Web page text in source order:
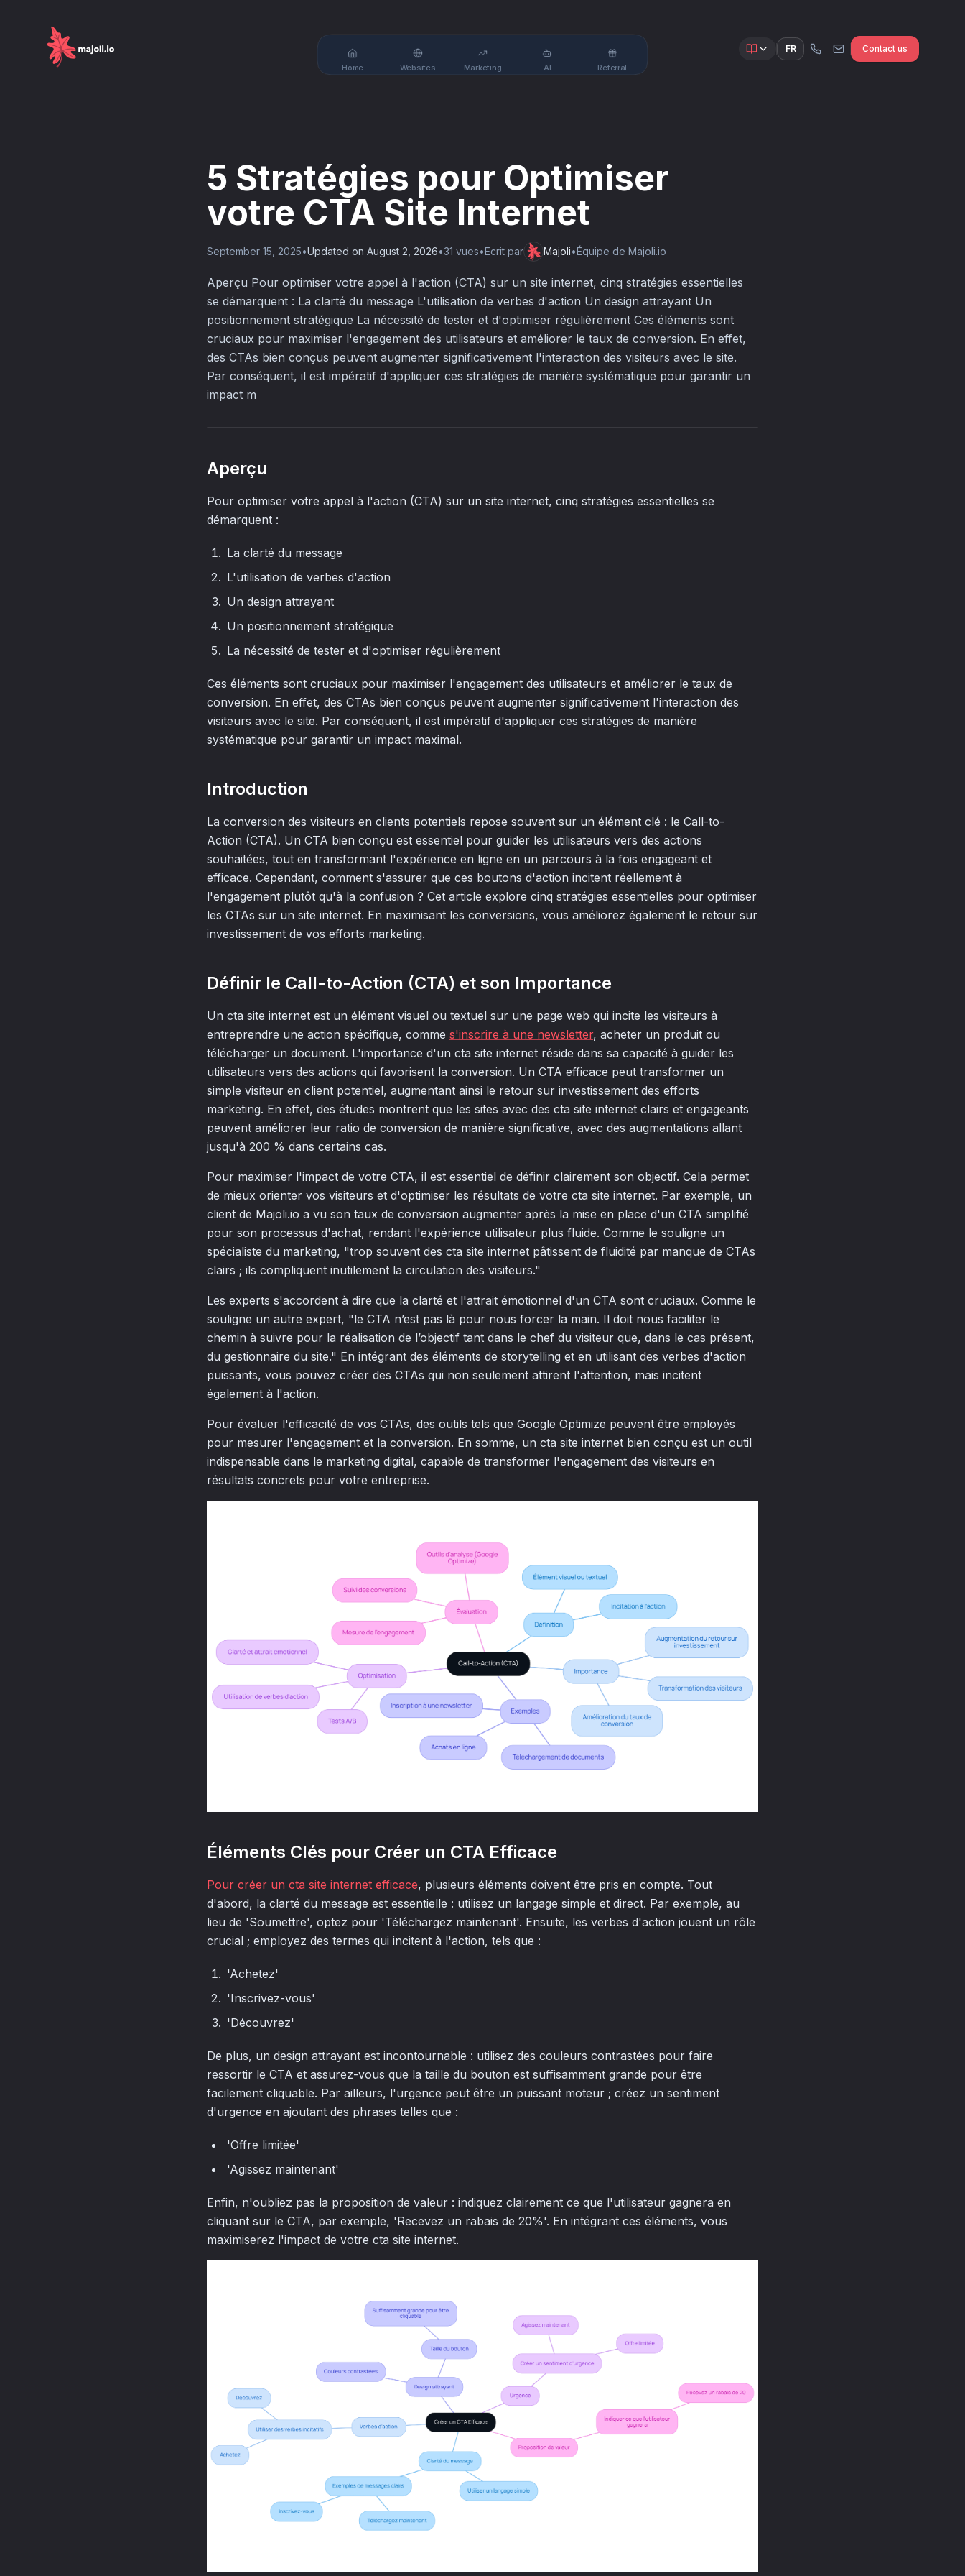
Home Websites Marketing AI Referral
FR Contact us
5 Stratégies pour Optimiser
votre CTA Site Internet
September 15, 2025•Updated on August 2, 2026•31 vues•Ecrit par Majoli•Équipe de Majoli.io
Aperçu Pour optimiser votre appel à l'action (CTA) sur un site internet, cinq stratégies essentielles
se démarquent : La clarté du message L'utilisation de verbes d'action Un design attrayant Un
positionnement stratégique La nécessité de tester et d'optimiser régulièrement Ces éléments sont
cruciaux pour maximiser l'engagement des utilisateurs et améliorer le taux de conversion. En effet,
des CTAs bien conçus peuvent augmenter significativement l'interaction des visiteurs avec le site.
Par conséquent, il est impératif d'appliquer ces stratégies de manière systématique pour garantir un
impact m
Aperçu
Pour optimiser votre appel à l'action (CTA) sur un site internet, cinq stratégies essentielles se
démarquent :
La clarté du message
L'utilisation de verbes d'action
Un design attrayant
Un positionnement stratégique
La nécessité de tester et d'optimiser régulièrement
Ces éléments sont cruciaux pour maximiser l'engagement des utilisateurs et améliorer le taux de
conversion. En effet, des CTAs bien conçus peuvent augmenter significativement l'interaction des
visiteurs avec le site. Par conséquent, il est impératif d'appliquer ces stratégies de manière
systématique pour garantir un impact maximal.
Introduction
La conversion des visiteurs en clients potentiels repose souvent sur un élément clé : le Call-to-
Action (CTA). Un CTA bien conçu est essentiel pour guider les utilisateurs vers des actions
souhaitées, tout en transformant l'expérience en ligne en un parcours à la fois engageant et
efficace. Cependant, comment s'assurer que ces boutons d'action incitent réellement à
l'engagement plutôt qu'à la confusion ? Cet article explore cinq stratégies essentielles pour optimiser
les CTAs sur un site internet. En maximisant les conversions, vous améliorez également le retour sur
investissement de vos efforts marketing.
Définir le Call-to-Action (CTA) et son Importance
Un cta site internet est un élément visuel ou textuel sur une page web qui incite les visiteurs à
entreprendre une action spécifique, comme s'inscrire à une newsletter, acheter un produit ou
télécharger un document. L'importance d'un cta site internet réside dans sa capacité à guider les
utilisateurs vers des actions qui favorisent la conversion. Un CTA efficace peut transformer un
simple visiteur en client potentiel, augmentant ainsi le retour sur investissement des efforts
marketing. En effet, des études montrent que les sites avec des cta site internet clairs et engageants
peuvent améliorer leur ratio de conversion de manière significative, avec des augmentations allant
jusqu'à 200 % dans certains cas.
Pour maximiser l'impact de votre CTA, il est essentiel de définir clairement son objectif. Cela permet
de mieux orienter vos visiteurs et d'optimiser les résultats de votre cta site internet. Par exemple, un
client de Majoli.io a vu son taux de conversion augmenter après la mise en place d'un CTA simplifié
pour son processus d'achat, rendant l'expérience utilisateur plus fluide. Comme le souligne un
spécialiste du marketing, "trop souvent des cta site internet pâtissent de fluidité par manque de CTAs
clairs ; ils compliquent inutilement la circulation des visiteurs."
Les experts s'accordent à dire que la clarté et l'attrait émotionnel d'un CTA sont cruciaux. Comme le
souligne un autre expert, "le CTA n’est pas là pour nous forcer la main. Il doit nous faciliter le
chemin à suivre pour la réalisation de l’objectif tant dans le chef du visiteur que, dans le cas présent,
du gestionnaire du site." En intégrant des éléments de storytelling et en utilisant des verbes d'action
puissants, vous pouvez créer des CTAs qui non seulement attirent l'attention, mais incitent
également à l'action.
Pour évaluer l'efficacité de vos CTAs, des outils tels que Google Optimize peuvent être employés
pour mesurer l'engagement et la conversion. En somme, un cta site internet bien conçu est un outil
indispensable dans le marketing digital, capable de transformer l'engagement des visiteurs en
résultats concrets pour votre entreprise.
Éléments Clés pour Créer un CTA Efficace
Pour créer un cta site internet efficace, plusieurs éléments doivent être pris en compte. Tout
d'abord, la clarté du message est essentielle : utilisez un langage simple et direct. Par exemple, au
lieu de 'Soumettre', optez pour 'Téléchargez maintenant'. Ensuite, les verbes d'action jouent un rôle
crucial ; employez des termes qui incitent à l'action, tels que :
'Achetez'
'Inscrivez-vous'
'Découvrez'
De plus, un design attrayant est incontournable : utilisez des couleurs contrastées pour faire
ressortir le CTA et assurez-vous que la taille du bouton est suffisamment grande pour être
facilement cliquable. Par ailleurs, l'urgence peut être un puissant moteur ; créez un sentiment
d'urgence en ajoutant des phrases telles que :
'Offre limitée'
'Agissez maintenant'
Enfin, n'oubliez pas la proposition de valeur : indiquez clairement ce que l'utilisateur gagnera en
cliquant sur le CTA, par exemple, 'Recevez un rabais de 20%'. En intégrant ces éléments, vous
maximiserez l'impact de votre cta site internet.